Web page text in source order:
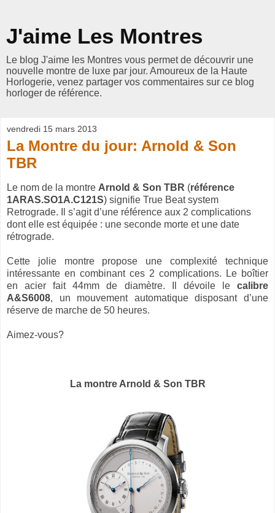
J'aime Les Montres
Le blog J'aime les Montres vous permet de découvrir une
nouvelle montre de luxe par jour. Amoureux de la Haute
Horlogerie, venez partager vos commentaires sur ce blog
horloger de référence.
vendredi 15 mars 2013
La Montre du jour: Arnold & Son
TBR
Le nom de la montre Arnold & Son TBR (référence
1ARAS.SO1A.C121S) signifie True Beat system
Retrograde. Il s’agit d’une référence aux 2 complications
dont elle est équipée : une seconde morte et une date
rétrograde.
Cette jolie montre propose une complexité technique
intéressante en combinant ces 2 complications. Le boîtier
en acier fait 44mm de diamètre. Il dévoile le calibre
A&S6008, un mouvement automatique disposant d’une
réserve de marche de 50 heures.
Aimez-vous?
La montre Arnold & Son TBR